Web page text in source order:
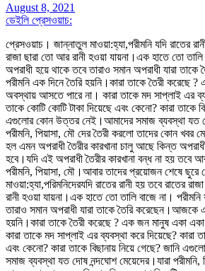
August 8, 2021
ডেইলি প্রেসওয়াচ:
প্রেসওয়াচ। জান্নাতুল মাওয়া:হ্যা,পরীমনি যদি রাতের
রাজা ছারা তো আর রানী হওয়া যায়না।এক হাতে তো তালি
অপরাধী হয়ে থাকে তবে তারাও সমান অপরাধী যারা
পরীমনি এক দিনে তৈরি হয়নি।কারা তাকে তৈরী করেছে
অবস্থায় আসতে পারে না। কারা তাকে মদ সাপ্লাই এর
তাকে কোটি কোটি টাকা দিয়েছে এবং কেনো? কারা তাকে
এগুলোর কোন উত্তর নেই।আমাদের সমাজ ব্যবস্থা যত
পরীমনি, পিয়াসা, মৌ দের তৈরী করলো তাদের কোন খবর
হল এমন অপরাধী তৈরীর কারখানা চালু আছে কিন্ত
হবে।যদি এই অপরাধী তৈরীর কারখানা বন্ধ না হয় তবে
পরীমনি, পিয়াসা, মৌ।আবার তাদের প্রয়োজন শেষে
মাওয়া:হ্যা,পরিমনিদেরযদি রাতের রানী হয় তবে রাতের
রানী হওয়া যায়না।এক হাতে তো তালি বাজে না।
তারাও সমান অপরাধী যারা তাকে তৈরি করেছেন।আজকে
হয়নি।কারা তাকে তৈরী করেছে ? এক জন মানুষ একা
কারা তাকে মদ সাপ্লাই এর ব্যবস্থা করে দিয়েছে? কারা
এবং কেনো? কারা তাকে বিছানায় নিয়ে গেছে? জানি
সমাজ ব্যবস্থা যত দোষ নন্দঘোশ মেয়েদের।যারা পরীমনি,